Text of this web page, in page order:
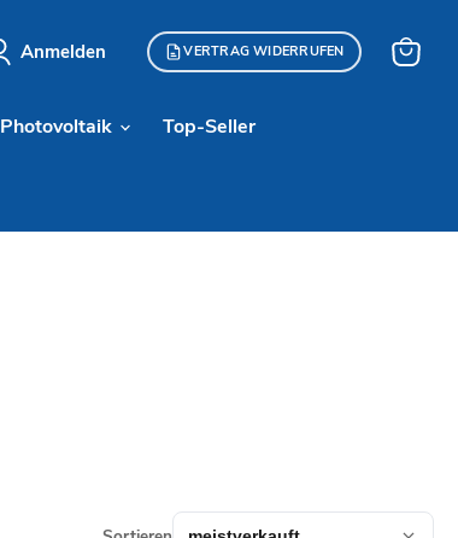
Anmelden VERTRAG WIDERRUFEN
Photovoltaik Top-Seller